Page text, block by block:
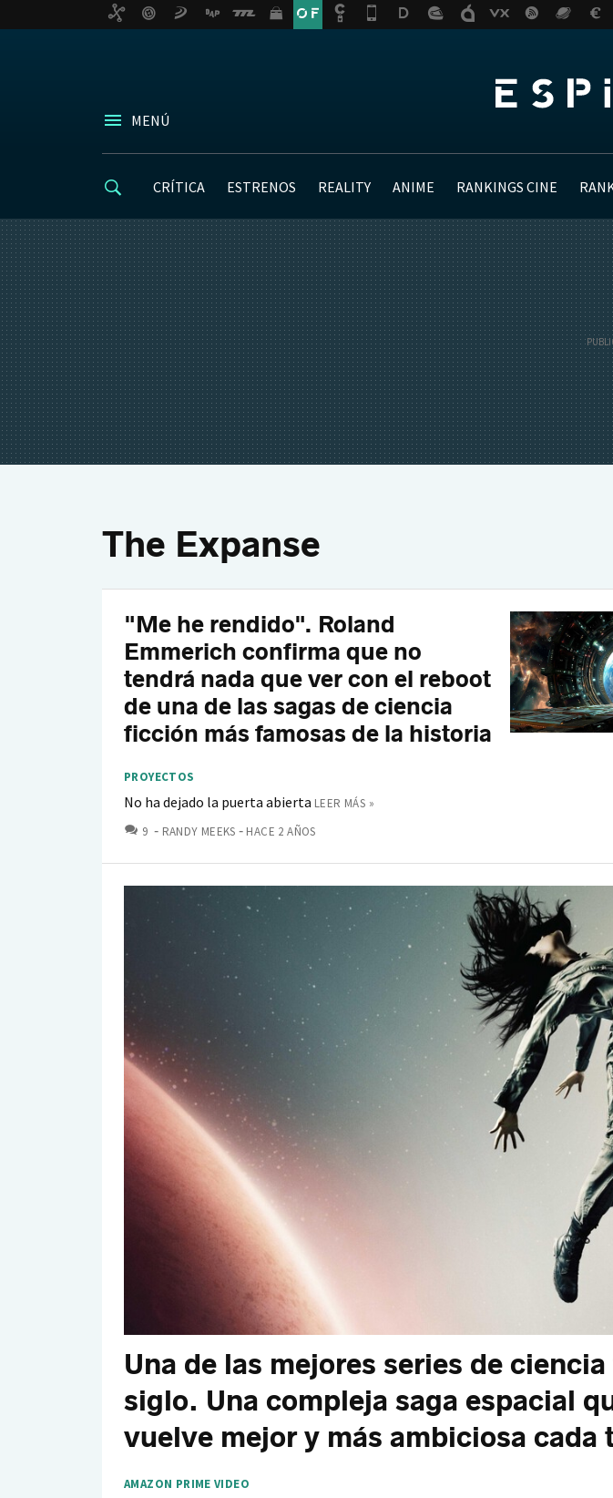
MENÚ
CRÍTICA ESTRENOS REALITY ANIME RANKINGS CINE
The Expanse
"Me he rendido". Roland
Emmerich confirma que no
tendrá nada que ver con el reboot
de una de las sagas de ciencia
ficción más famosas de la historia
PROYECTOS
No ha dejado la puerta abierta LEER MÁS »
9 COMENTARIOS
RANDY MEEKS HACE 2 AÑOS
Una de las mejores series de
siglo. Una compleja saga espacial
vuelve mejor y más ambiciosa cada
AMAZON PRIME VIDEO